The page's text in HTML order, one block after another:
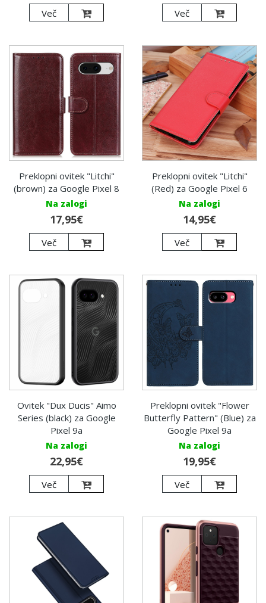
Več Več
Preklopni ovitek "Litchi"
(brown) za Google Pixel 8
Na zalogi
17,95€
Več
Preklopni ovitek "Litchi"
(Red) za Google Pixel 6
Na zalogi
14,95€
Več
Ovitek "Dux Ducis" Aimo
Series (black) za Google
Pixel 9a
Na zalogi
22,95€
Več
Preklopni ovitek "Flower
Butterfly Pattern" (Blue) za
Google Pixel 9a
Na zalogi
19,95€
Več